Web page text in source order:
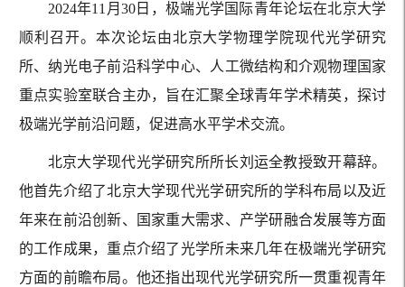
2024年11月30日，极端光学国际青年论坛在北京大学
顺利召开。本次论坛由北京大学物理学院现代光学研究
所、纳光电子前沿科学中心、人工微结构和介观物理国家
重点实验室联合主办，旨在汇聚全球青年学术精英，探讨
极端光学前沿问题，促进高水平学术交流。
北京大学现代光学研究所所长刘运全教授致开幕辞。
他首先介绍了北京大学现代光学研究所的学科布局以及近
年来在前沿创新、国家重大需求、产学研融合发展等方面
的工作成果，重点介绍了光学所未来几年在极端光学研究
方面的前瞻布局。他还指出现代光学研究所一贯重视青年